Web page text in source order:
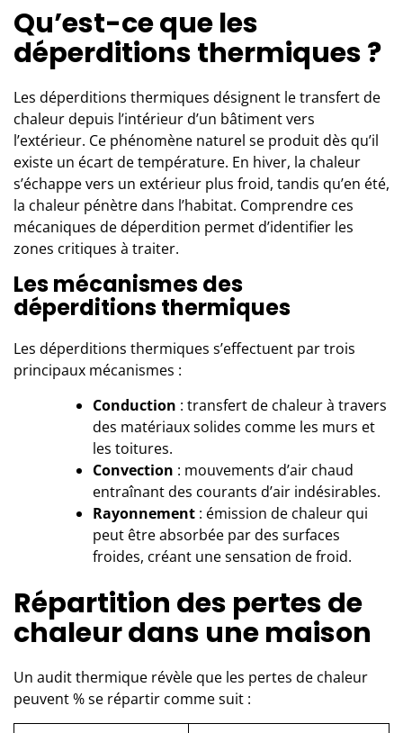
Qu’est-ce que les
déperditions thermiques ?
Les déperditions thermiques désignent le transfert de
chaleur depuis l’intérieur d’un bâtiment vers
l’extérieur. Ce phénomène naturel se produit dès qu’il
existe un écart de température. En hiver, la chaleur
s’échappe vers un extérieur plus froid, tandis qu’en été,
la chaleur pénètre dans l’habitat. Comprendre ces
mécaniques de déperdition permet d’identifier les
zones critiques à traiter.
Les mécanismes des
déperditions thermiques
Les déperditions thermiques s’effectuent par trois
principaux mécanismes :
Conduction : transfert de chaleur à travers
des matériaux solides comme les murs et
les toitures.
Convection : mouvements d’air chaud
entraînant des courants d’air indésirables.
Rayonnement : émission de chaleur qui
peut être absorbée par des surfaces
froides, créant une sensation de froid.
Répartition des pertes de
chaleur dans une maison
Un audit thermique révèle que les pertes de chaleur
peuvent % se répartir comme suit :